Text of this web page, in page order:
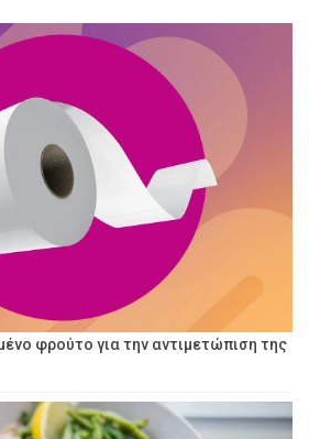
φρούτο για την αντιμετώπιση της